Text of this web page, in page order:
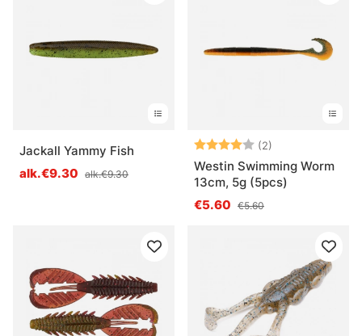
Jackall Yammy Fish
alk.€9.30 alk.€9.30
Arvio: (2)
Westin Swimming Worm
13cm, 5g (5pcs)
€5.60 €5.60